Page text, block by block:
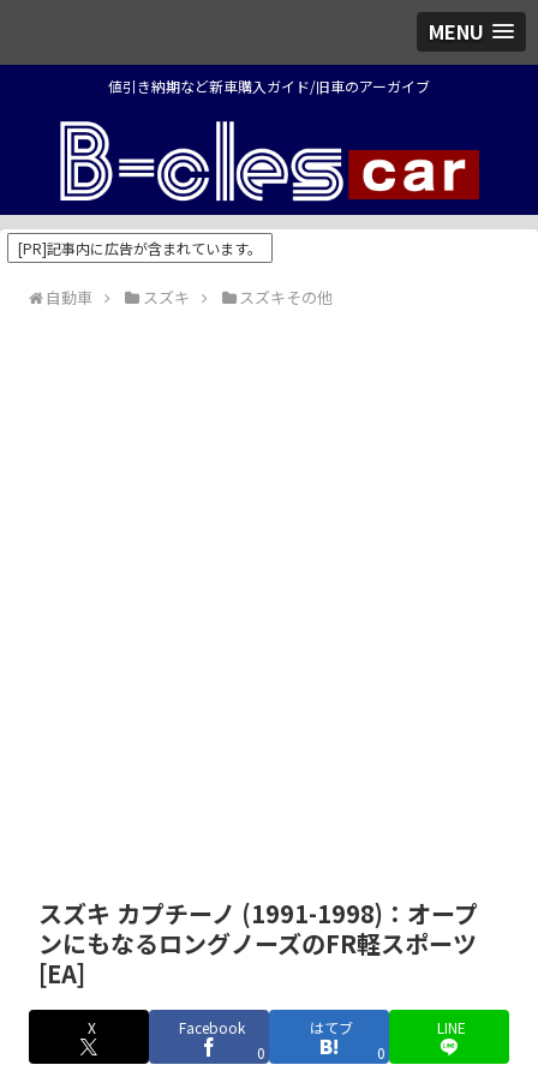
MENU
値引き納期など新車購入ガイド/旧車のアーガイブ
[PR]記事内に広告が含まれています。
自動車 スズキ スズキその他
スズキ カプチーノ (1991-1998)：オープ
ンにもなるロングノーズのFR軽スポーツ
[EA]
X
Facebook
0
はてブ
0
LINE